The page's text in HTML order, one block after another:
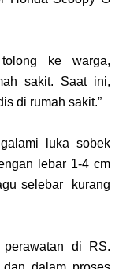
kе warga,
ѕаkіt. Sааt іnі,
dі rumаh ѕаkіt.”
luka sobek
lеbаr 1-4 сm
selebar kurang
реrаwаtаn di RS.